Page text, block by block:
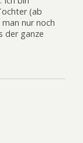
(ab
nur noch
der ganze